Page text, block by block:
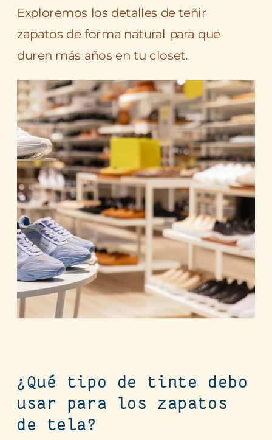
Exploremos los detalles de teñir
zapatos de forma natural para que
duren más años en tu closet.
¿Qué tipo de tinte debo
usar para los zapatos
de tela?